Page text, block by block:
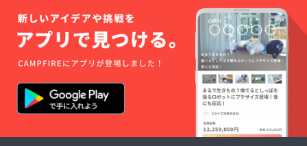
日14時
以降で
調整い
たしま
す。
通話不
要の場
合は
「通話
とお書
きくだ
さい。
ご確認
くださ
い。
両者掲
載不要
の場合
は「掲
載不
要」と
くださ
い。 ※
備考欄